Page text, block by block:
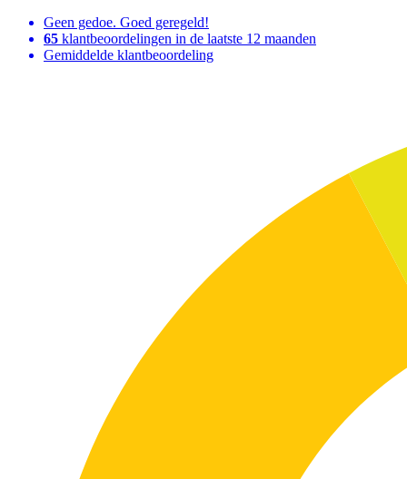
Geen gedoe. Goed geregeld!
65 klantbeoordelingen in de laatste 12 maanden
Gemiddelde klantbeoordeling